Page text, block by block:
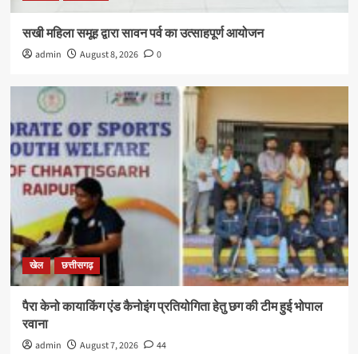
सखी महिला समूह द्वारा सावन पर्व का उत्साहपूर्ण आयोजन
admin August 8, 2026 0
खेल छत्तीसगढ़
पैरा केनो कायाकिंग एंड कैनोइंग प्रतियोगिता हेतु छग की टीम हुई भोपाल
रवाना
admin August 7, 2026 44